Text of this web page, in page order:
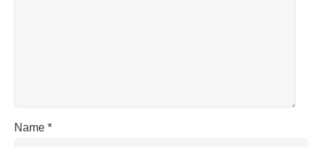
Name *